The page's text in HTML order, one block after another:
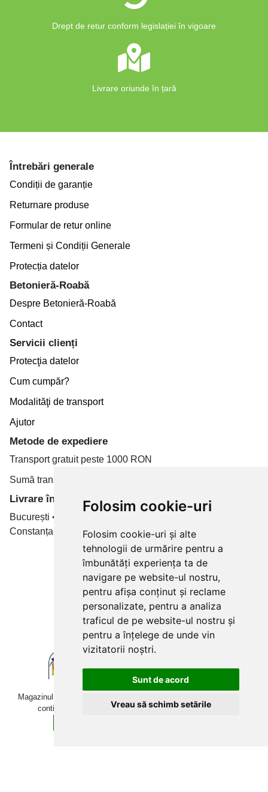
Folosim cookie-uri
Folosim cookie-uri și alte
tehnologii de urmărire pentru a
îmbunătăți experiența ta de
navigare pe website-ul nostru,
pentru afișa conținut și reclame
personalizate, pentru a analiza
traficul de pe website-ul nostru și
pentru a înțelege de unde vin
vizitatorii noștri.
Sunt de acord
Vreau să schimb setările
Magazinul online betoniera-roaba.ro folosește cookies. Navigând în
continuare, îți exprimi acordul pentru folosirea acestora.
Drept de retur conform legislației în vigoare
Livrare oriunde în țară
Întrebări generale
Condiții de garanție
Returnare produse
Formular de retur online
Termeni și Condiții Generale
Protecția datelor
Betonieră-Roabă
Despre Betonieră-Roabă
Contact
Servicii clienți
Protecţia datelor
Cum cumpăr?
Modalităţi de transport
Ajutor
Metode de expediere
Transport gratuit peste 1000 RON
Sumă transport de la 19.99 RON
Livrare în toate țară
București • Cluj-Napoca • Brașov • Timișoara • Iași •
Constanța • Craiova
Plăți cu card bancar prin